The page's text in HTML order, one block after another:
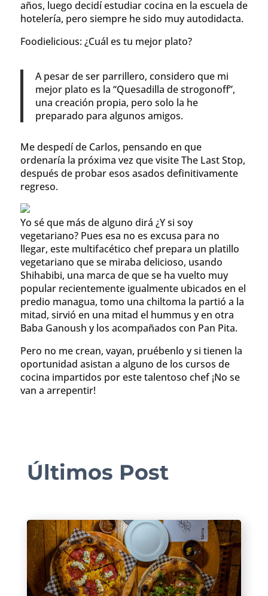
años, luego decidí estudiar cocina en la escuela de
hotelería, pero siempre he sido muy autodidacta.
Foodielicious: ¿Cuál es tu mejor plato?
A pesar de ser parrillero, considero que mi
mejor plato es la “Quesadilla de strogonoff”,
una creación propia, pero solo la he
preparado para algunos amigos.
Me despedí de Carlos, pensando en que
ordenaría la próxima vez que visite The Last Stop,
después de probar esos asados definitivamente
regreso.
Yo sé que más de alguno dirá ¿Y si soy
vegetariano? Pues esa no es excusa para no
llegar, este multifacético chef prepara un platillo
vegetariano que se miraba delicioso, usando
Shihabibi, una marca de que se ha vuelto muy
popular recientemente igualmente ubicados en el
predio managua, tomo una chiltoma la partió a la
mitad, sirvió en una mitad el hummus y en otra
Baba Ganoush y los acompañados con Pan Pita.
Pero no me crean, vayan, pruébenlo y si tienen la
oportunidad asistan a alguno de los cursos de
cocina impartidos por este talentoso chef ¡No se
van a arrepentir!
Últimos Post